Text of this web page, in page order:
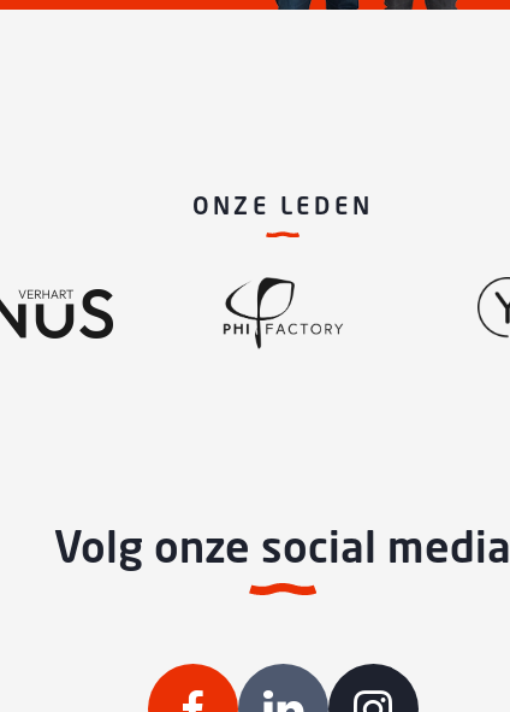
ONZE LEDEN
Volg onze social media